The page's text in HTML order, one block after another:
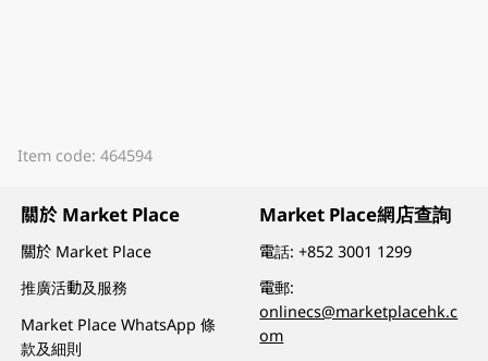
Item code: 464594
關於 Market Place
關於 Market Place
推廣活動及服務
Market Place WhatsApp 條
款及細則
Market Place網店查詢
電話:+852 3001 1299
電郵:
onlinecs@marketplacehk.c
om